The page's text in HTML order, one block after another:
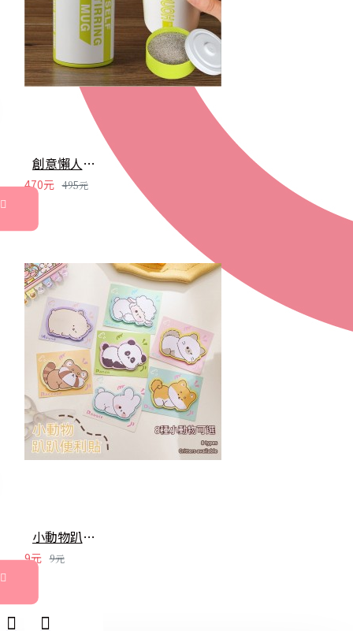
創意懶人電動攪拌杯 電池造型自動攪拌咖啡杯 304不鏽鋼攪拌杯
470元 495元
小動物趴睡異形便利貼 N次貼 留言貼 便條紙 便簽 備忘錄 裝飾貼紙
9元 9元